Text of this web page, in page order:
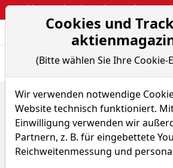
Webinar: So kassierst du trotzdem
Home Aktien Enova International
Enova
Watchlist ENVA
Cookies und
(Bitte wählen Sie Ihre Cookie-
Wir verwenden notwendige
Website technisch funktioniert.
Einwilligung verwenden wir
Partnern, z. B. für eingebettete
Reichweitenmessung und